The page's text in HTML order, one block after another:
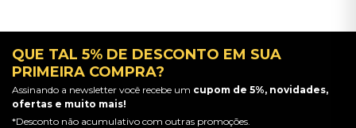
QUE TAL 5% DE DESCONTO EM SUA
PRIMEIRA COMPRA?
Assinando a newsletter você recebe um cupom de 5%, novidades,
ofertas e muito mais!
*Desconto não acumulativo com outras promoções.